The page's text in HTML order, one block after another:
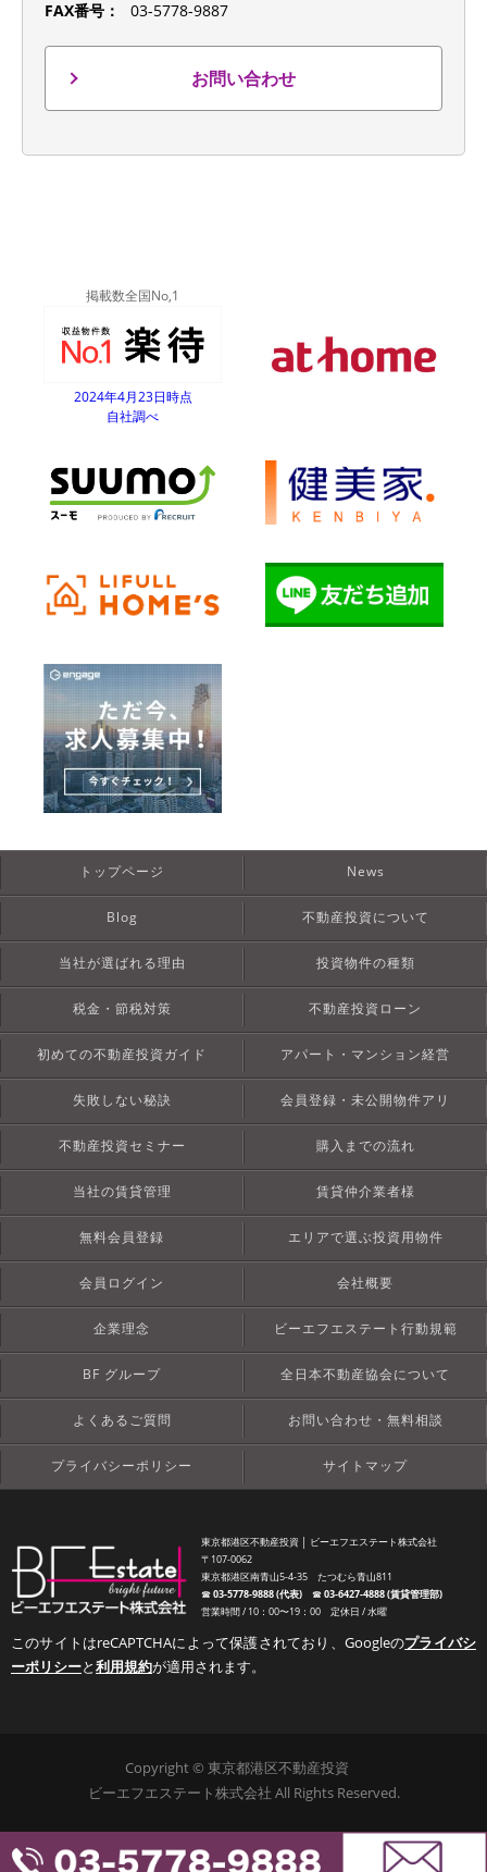
FAX番号：
03-5778-9887
お問い合わせ
掲載数全国No,1
2024年4月23日時点
自社調べ
トップページ News
Blog 不動産投資について
当社が選ばれる理由 投資物件の種類
税金・節税対策 不動産投資ローン
初めての不動産投資ガイド アパート・マンション経営
失敗しない秘訣 会員登録・未公開物件アリ
不動産投資セミナー 購入までの流れ
当社の賃貸管理 賃貸仲介業者様
無料会員登録 エリアで選ぶ投資用物件
会員ログイン 会社概要
企業理念 ビーエフエステート行動規範
BF グループ 全日本不動産協会について
よくあるご質問 お問い合わせ・無料相談
プライバシーポリシー サイトマップ
東京都港区不動産投資 │ ビーエフエステート株式会社
〒107-0062
東京都港区南青山5-4-35 たつむら青山811
☎︎03-5778-9888 (代表)☎︎03-6427-4888 (賃貸管理部)
営業時間 / 10：00〜19：00 定休日 / 水曜
このサイトはreCAPTCHAによって保護されており、Googleのプライバシ
ーポリシーと利用規約が適用されます。
Copyright © 東京都港区不動産投資
ビーエフエステート株式会社 All Rights Reserved.